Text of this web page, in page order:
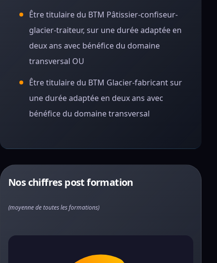
Être titulaire du BTM Pâtissier-confiseur-
glacier-traiteur, sur une durée adaptée en
deux ans avec bénéfice du domaine
transversal OU
Être titulaire du BTM Glacier-fabricant sur
une durée adaptée en deux ans avec
bénéfice du domaine transversal
Nos chiffres post formation
(moyenne de toutes les formations)